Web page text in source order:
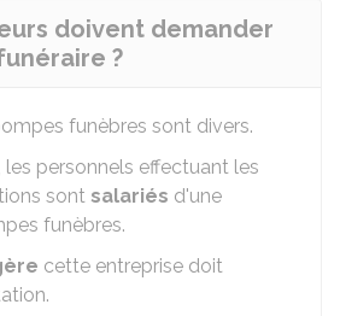
doivent demander
?
funèbres sont divers.
les personnels effectuant les
sont salariés d'une
funèbres.
cette entreprise doit